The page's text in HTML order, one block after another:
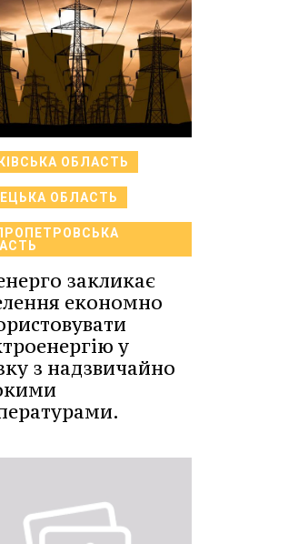
ОБЛАСТЬ
ОБЛАСТЬ
закликає
економно
у
з надзвичайно